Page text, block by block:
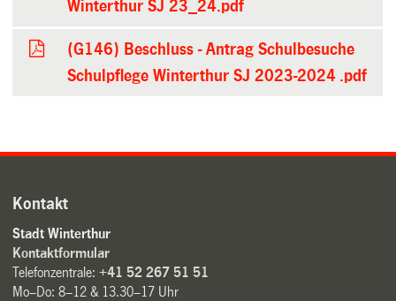
Winterthur SJ 23_24.pdf
(G146) Beschluss - Antrag Schulbesuche
Schulpflege Winterthur SJ 2023-2024 .pdf
Kontakt
Stadt Winterthur
Kontaktformular
Telefonzentrale:+41 52 267 51 51
Mo–Do: 8–12 & 13.30–17 Uhr